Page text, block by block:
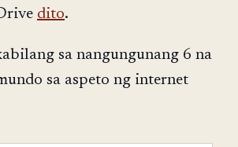
dito.
sa nangungunang 6 na
sa aspeto ng internet